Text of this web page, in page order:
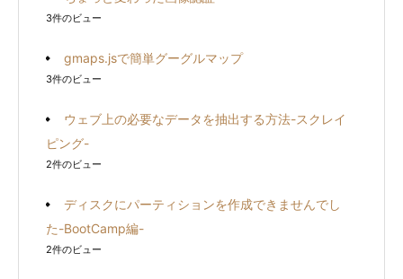
3件のビュー
gmaps.jsで簡単グーグルマップ
3件のビュー
ウェブ上の必要なデータを抽出する方法-スクレイ
ピング-
2件のビュー
ディスクにパーティションを作成できませんでし
た-BootCamp編-
2件のビュー